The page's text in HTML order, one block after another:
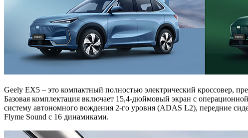
Geely EX5 – это компактный полностью электрический кроссовер,
Базовая комплектация включает 15,4-дюймовый экран с
систему автономного вождения 2-го уровня (ADAS L2), передние
Flyme Sound с 16 динамиками.